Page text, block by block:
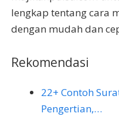
lengkap tentang cara
dengan mudah dan
Rekomendasi
22+ Contoh
Pengertian,…